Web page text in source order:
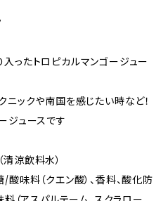
ったトロピカルマンゴージュー
ニックや南国を感じたい時など！
ジュースです
涼飲料水）
味料（クエン酸）、香料、酸化防